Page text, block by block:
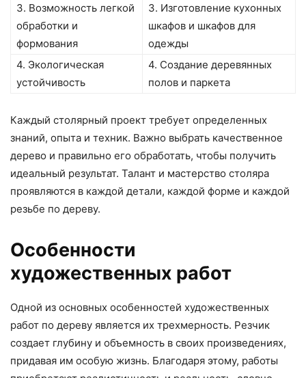
3. Возможность легкой
обработки и
формования
3. Изготовление кухонных
шкафов и шкафов для
одежды
4. Экологическая
устойчивость
4. Создание деревянных
полов и паркета
Каждый столярный проект требует определенных
знаний, опыта и техник. Важно выбрать качественное
дерево и правильно его обработать, чтобы получить
идеальный результат. Талант и мастерство столяра
проявляются в каждой детали, каждой форме и каждой
резьбе по дереву.
Особенности
художественных работ
Одной из основных особенностей художественных
работ по дереву является их трехмерность. Резчик
создает глубину и объемность в своих произведениях,
придавая им особую жизнь. Благодаря этому, работы